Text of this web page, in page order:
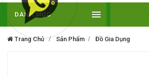
DANH MỤC
Trang Chủ Sản Phẩm Đồ Gia Dụng